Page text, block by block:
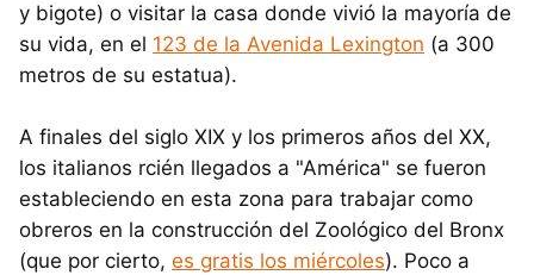
y bigote) o visitar la casa donde vivió la mayoría de
su vida, en el 123 de la Avenida Lexington (a 300
metros de su estatua).
A finales del siglo XIX y los primeros años del XX,
los italianos rcién llegados a "América" se fueron
estableciendo en esta zona para trabajar como
obreros en la construcción del Zoológico del Bronx
(que por cierto, es gratis los miércoles). Poco a